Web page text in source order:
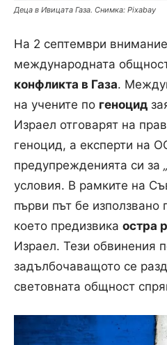
Деца в Ивицата Газа. Снимка: Pixabay
На 2 септември
международната
конфликта в Газа.
на учените по геноцид
Израел отговарят на
геноцид, а експерти на
предупрежденията си за
условия. В рамките на
първи път бе използвано
което предизвика остра
Израел. Тези обвинения
задълбочаващото се
световната общност